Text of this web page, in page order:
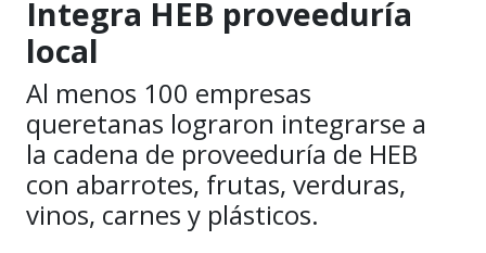
Integra HEB proveeduría
local
Al menos 100 empresas
queretanas lograron integrarse a
la cadena de proveeduría de HEB
con abarrotes, frutas, verduras,
vinos, carnes y plásticos.